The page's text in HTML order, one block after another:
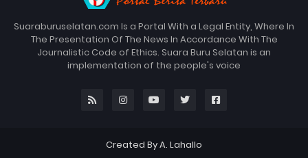
Suaraburuselatan.com Is a Portal With a Legal Entity, Where In
The Presentation Of The News In Accordance With The
Journalistic Code of Ethics. Suara Buru Selatan is an
implementation of the people's voice
Created By A. Lahallo